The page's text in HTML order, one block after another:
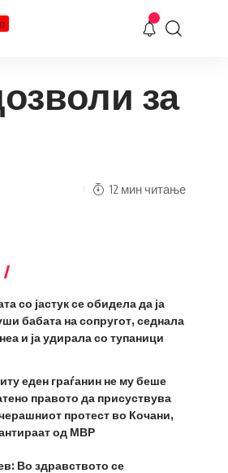
за
12 мин читање
со јастук се обидела да ја
бабата на сопругот, седнала
и ја удирала со тупаници
еден граѓанин не му беше
правото да присуствува
протест во Кочани,
од МВР
Во здравството се